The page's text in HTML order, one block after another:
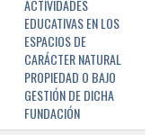
ACTIVIDADES
EDUCATIVAS EN LOS
ESPACIOS DE
CARÁCTER NATURAL
PROPIEDAD O BAJO
GESTIÓN DE DICHA
FUNDACIÓN